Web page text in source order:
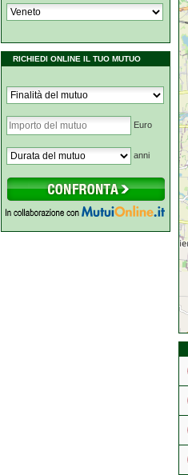
RICHIEDI ONLINE IL TUO MUTUO
Euro
anni